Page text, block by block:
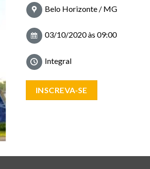
Belo Horizonte / MG
03/10/2020 às 09:00
Integral
INSCREVA-SE